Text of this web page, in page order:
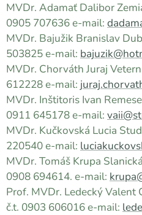
MVDr. Adamať Dalibor
0905 707636 e-mail:
MVDr. Bajužik Branislav
503825 e-mail:
MVDr. Chorváth Juraj
612228 e-mail:
MVDr. Inštitoris Ivan
0911 645178 e-mail:
MVDr. Kučkovská Lucia
220540 e-mail:
MVDr. Tomáš Krupa
0908 694614. e-mail:
Prof. MVDr. Ledecký Valent
č.t. 0903 606016 e-mail: